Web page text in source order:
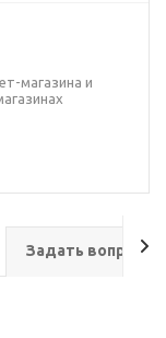
магазина и
Задать вопрос